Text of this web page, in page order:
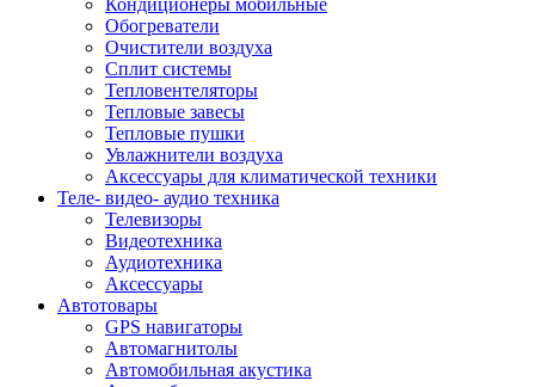
Кондиционеры мобильные
Обогреватели
Очистители воздуха
Сплит системы
Тепловентеляторы
Тепловые завесы
Тепловые пушки
Увлажнители воздуха
Аксессуары для климатической техники
Теле- видео- аудио техника
Телевизоры
Видеотехника
Аудиотехника
Аксессуары
Автотовары
GPS навигаторы
Автомагнитолы
Автомобильная акустика